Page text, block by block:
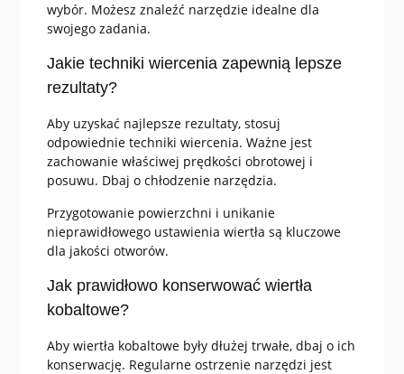
wybór. Możesz znaleźć narzędzie idealne dla
swojego zadania.
Jakie techniki wiercenia zapewnią lepsze
rezultaty?
Aby uzyskać najlepsze rezultaty, stosuj
odpowiednie techniki wiercenia. Ważne jest
zachowanie właściwej prędkości obrotowej i
posuwu. Dbaj o chłodzenie narzędzia.
Przygotowanie powierzchni i unikanie
nieprawidłowego ustawienia wiertła są kluczowe
dla jakości otworów.
Jak prawidłowo konserwować wiertła
kobaltowe?
Aby wiertła kobaltowe były dłużej trwałe, dbaj o ich
konserwację. Regularne ostrzenie narzędzi jest